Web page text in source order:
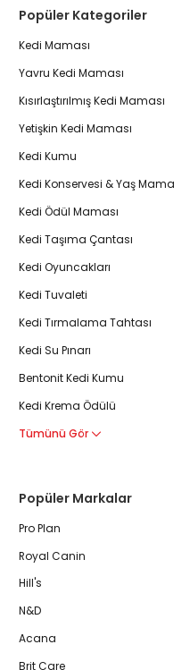
Popüler Kategoriler
Kedi Maması
Yavru Kedi Maması
Kısırlaştırılmış Kedi Maması
Yetişkin Kedi Maması
Kedi Kumu
Kedi Konservesi & Yaş Mama
Kedi Ödül Maması
Kedi Taşıma Çantası
Kedi Oyuncakları
Kedi Tuvaleti
Kedi Tırmalama Tahtası
Kedi Su Pınarı
Bentonit Kedi Kumu
Kedi Krema Ödülü
Tümünü Gör
Popüler Markalar
Pro Plan
Royal Canin
Hill's
N&D
Acana
Brit Care